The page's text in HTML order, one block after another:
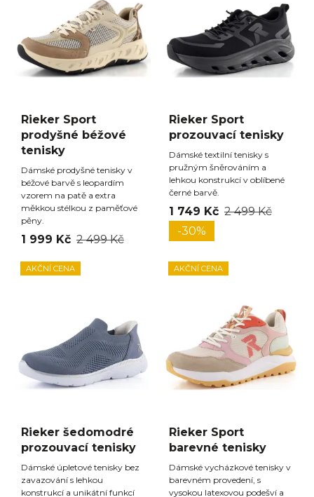
Rieker Sport
prodyšné béžové
tenisky
Dámské prodyšné tenisky v
béžové barvě s leopardím
vzorem na patě a extra
měkkou stélkou z paměťové
pěny.
1 999 Kč 2 499 Kč
Rieker Sport
prozouvací tenisky
Dámské textilní tenisky s
pružným šněrováním a
lehkou konstrukcí v oblíbené
černé barvě.
1 749 Kč 2 499 Kč
-30%
AKČNÍ CENA
Rieker šedomodré
prozouvací tenisky
Dámské úpletové tenisky bez
zavazování s lehkou
konstrukcí a unikátní funkcí
AKČNÍ CENA
Rieker Sport
barevné tenisky
Dámské vycházkové tenisky v
barevném provedení, s
vysokou latexovou podešví a